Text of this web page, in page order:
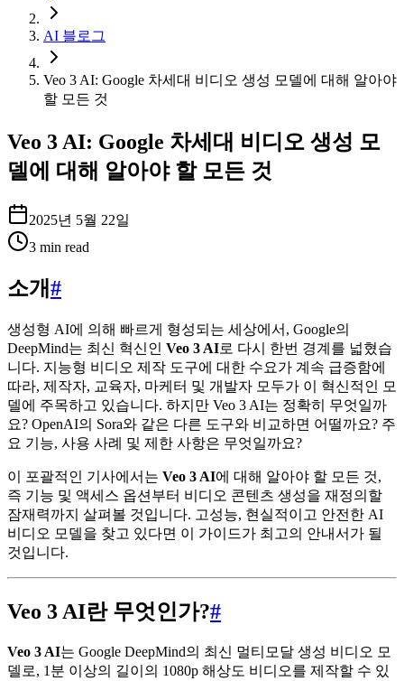
AI 블로그
Veo 3 AI: Google 차세대 비디오 생성 모델에 대해 알아야
할 모든 것
Veo 3 AI: Google 차세대 비디오 생성 모
델에 대해 알아야 할 모든 것
2025년 5월 22일
3 min read
소개#
생성형 AI에 의해 빠르게 형성되는 세상에서, Google의
DeepMind는 최신 혁신인 Veo 3 AI로 다시 한번 경계를 넓혔습
니다. 지능형 비디오 제작 도구에 대한 수요가 계속 급증함에
따라, 제작자, 교육자, 마케터 및 개발자 모두가 이 혁신적인 모
델에 주목하고 있습니다. 하지만 Veo 3 AI는 정확히 무엇일까
요? OpenAI의 Sora와 같은 다른 도구와 비교하면 어떨까요? 주
요 기능, 사용 사례 및 제한 사항은 무엇일까요?
이 포괄적인 기사에서는 Veo 3 AI에 대해 알아야 할 모든 것,
즉 기능 및 액세스 옵션부터 비디오 콘텐츠 생성을 재정의할
잠재력까지 살펴볼 것입니다. 고성능, 현실적이고 안전한 AI
비디오 모델을 찾고 있다면 이 가이드가 최고의 안내서가 될
것입니다.
Veo 3 AI란 무엇인가?#
Veo 3 AI는 Google DeepMind의 최신 멀티모달 생성 비디오 모
델로, 1분 이상의 길이의 1080p 해상도 비디오를 제작할 수 있